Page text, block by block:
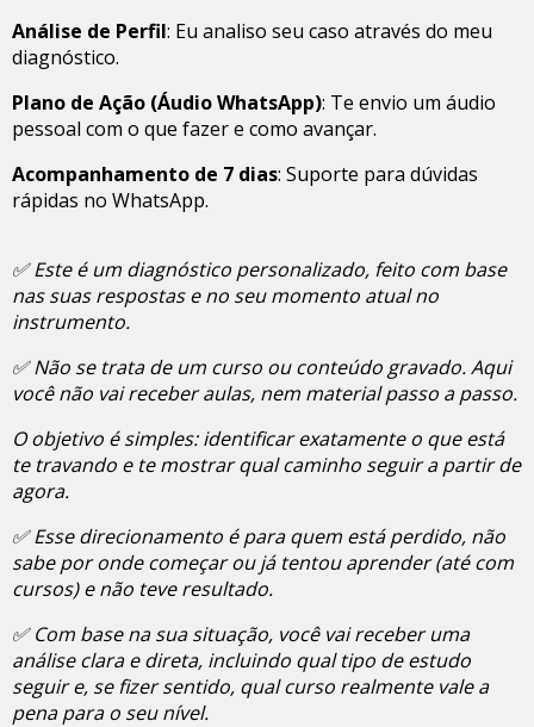
Análise de Perfil: Eu analiso seu caso através do meu
diagnóstico.
Plano de Ação (Áudio WhatsApp): Te envio um áudio
pessoal com o que fazer e como avançar.
Acompanhamento de 7 dias: Suporte para dúvidas
rápidas no WhatsApp.
✅ Este é um diagnóstico personalizado, feito com base
nas suas respostas e no seu momento atual no
instrumento.
✅ Não se trata de um curso ou conteúdo gravado. Aqui
você não vai receber aulas, nem material passo a passo.
O objetivo é simples: identificar exatamente o que está
te travando e te mostrar qual caminho seguir a partir de
agora.
✅ Esse direcionamento é para quem está perdido, não
sabe por onde começar ou já tentou aprender (até com
cursos) e não teve resultado.
✅ Com base na sua situação, você vai receber uma
análise clara e direta, incluindo qual tipo de estudo
seguir e, se fizer sentido, qual curso realmente vale a
pena para o seu nível.